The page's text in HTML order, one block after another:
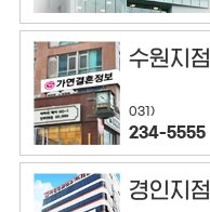
수원지점
031)
234-5555
경인지점